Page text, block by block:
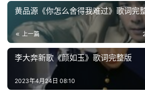
黄品源《你怎么舍得我难过》歌词完
上一篇
李大奔新歌《颜如玉》歌词完整版
2023年4月24日 08:10